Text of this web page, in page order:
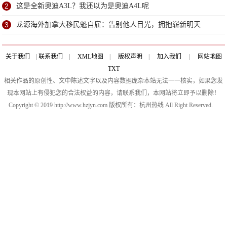
2 这是全新奥迪A3L？我还以为是奥迪A4L呢
3 龙源海外加拿大移民魁自雇：告别他人目光，拥抱崭新明天
关于我们 联系我们 XML地图 版权声明 加入我们
网站地图
TXT
相关作品的原创性、文中陈述文字以及内容数据庞杂本站无法一一核实，如果您发
现本网站上有侵犯您的合法权益的内容，请联系我们，本网站将立即予以删除！
Copyright © 2019 http://www.hzjyn.com 版权所有：杭州热线 All Right Reserved.